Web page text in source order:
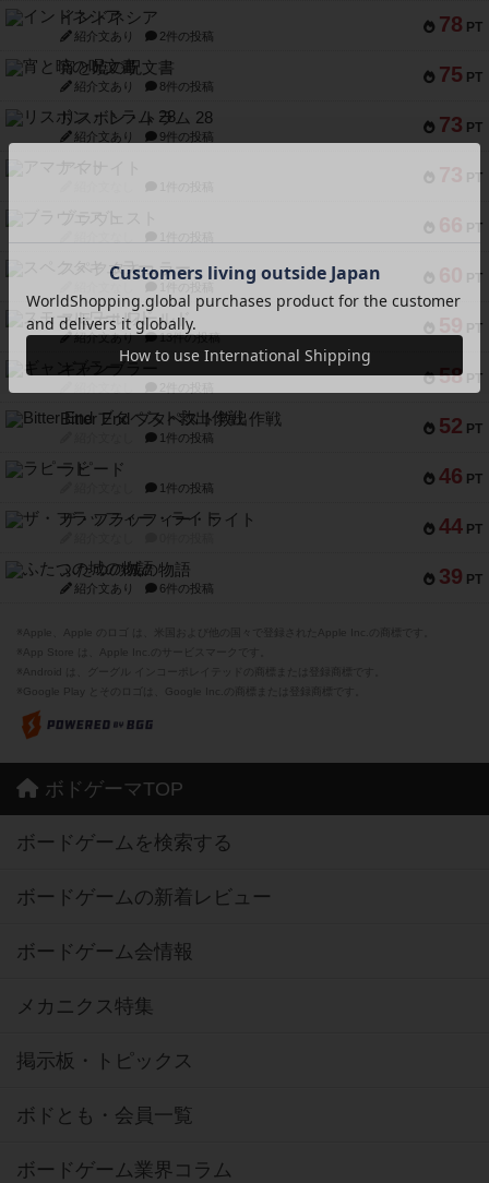
78 PT
インドネシア
紹介文あり 2件の投稿
75 PT
宵と暁の呪文書
紹介文あり 8件の投稿
73 PT
リスボン・トラム 28
紹介文あり 9件の投稿
PT
PT
PT
スペクタキュラー
PT
スモールワールド
紹介文あり 13件の投稿
58 PT
52 PT
Bitter End ブタペスト救出作戦
1件の投稿
46 PT
ラピード
1件の投稿
44 PT
ザ・フラッフィー・ライト
39 PT
ふたつの城の物語
紹介文あり 6件の投稿
※Apple、Apple のロゴ は、米国および他の国々で登録されたApple Inc.の商標です。
ボドゲーマTOP
ボードゲームを検索する
ボードゲームの新着レビュー
ボードゲーム会情報
メカニクス特集
掲示板・トピックス
ボドとも・会員一覧
ボードゲーム業界コラム